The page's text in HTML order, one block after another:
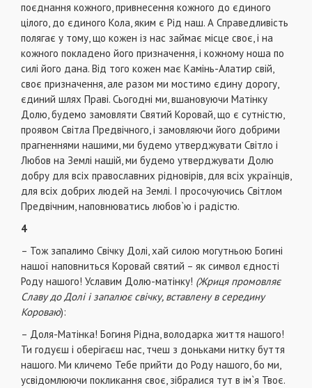
поєднання кожного, привнесення кожного до єдиного
цілого, до єдиного Кола, яким є Рід наш. А Справедливість
полягає у тому, що кожен із нас займає місце своє, і на
кожного покладено його призначення, і кожному ноша по
силі його дана. Від того кожен має Камінь-Алатир свій,
своє призначення, але разом ми мостимо єдину дорогу,
єдиний шлях Праві. Сьогодні ми, вшановуючи Матінку
Долю, будемо замовляти Святий Коровай, що є сутністю,
проявом Світла Предвічного, і замовляючи його добрими
прагненнями нашими, ми будемо утверджувати Світло і
Любов на Землі нашій, ми будемо утверджувати Долю
добру для всіх православних рідновірів, для всіх українців,
для всіх добрих людей на Землі. І просочуючись Світлом
Предвічним, наповнюватись любов`ю і радістю.
4
– Тож запалимо Свічку Долі, хай силою могутньою Богині
нашої наповниться Коровай святий – як символ єдності
Роду нашого! Уславим Долю-матінку! (Жриця промовляє
Славу до Долі і запалює свічку, вставлену в середину
Короваю):
– Доля-Матінка! Богиня Рідна, володарка життя нашого!
Ти годуєш і оберігаєш нас, тчеш з доньками нитку буття
нашого. Ми кличемо Тебе прийти до Роду нашого, бо ми,
усвідомлюючи покликання своє, зібралися тут в ім`я Твоє.